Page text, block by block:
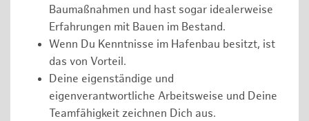
Baumaßnahmen und hast sogar idealerweise
Erfahrungen mit Bauen im Bestand.
Wenn Du Kenntnisse im Hafenbau besitzt, ist
das von Vorteil.
Deine eigenständige und
eigenverantwortliche Arbeitsweise und Deine
Teamfähigkeit zeichnen Dich aus.